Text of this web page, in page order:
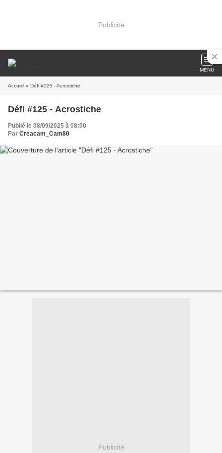
Publicité
MENU
Accueil » Défi #125 - Acrostiche
Défi #125 - Acrostiche
Publié le 08/09/2025 à 08:00
Par Creacam_Cam80
Publicité